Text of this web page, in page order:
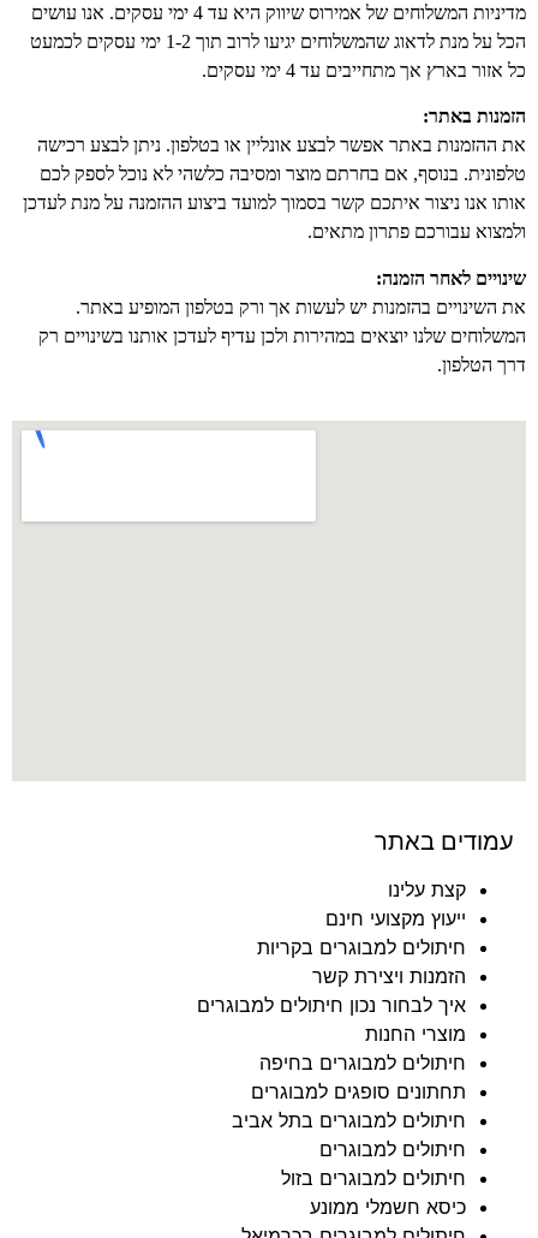
מדיניות המשלוחים של אמירוס שיווק היא עד 4 ימי עסקים. אנו עושים
הכל על מנת לדאוג שהמשלוחים יגיעו לרוב תוך 1-2 ימי עסקים לכמעט
כל אזור בארץ אך מתחייבים עד 4 ימי עסקים.
הזמנות באתר:
את ההזמנות באתר אפשר לבצע אונליין או בטלפון. ניתן לבצע רכישה
טלפונית. בנוסף, אם בחרתם מוצר ומסיבה כלשהי לא נוכל לספק לכם
אותו אנו ניצור איתכם קשר בסמוך למועד ביצוע ההזמנה על מנת לעדכן
ולמצוא עבורכם פתרון מתאים.
שינויים לאחר הזמנה:
את השינויים בהזמנות יש לעשות אך ורק בטלפון המופיע באתר.
המשלוחים שלנו יוצאים במהירות ולכן עדיף לעדכן אותנו בשינויים רק
דרך הטלפון.
עמודים באתר
קצת עלינו
ייעוץ מקצועי חינם
חיתולים למבוגרים בקריות
הזמנות ויצירת קשר
איך לבחור נכון חיתולים למבוגרים
מוצרי החנות
חיתולים למבוגרים בחיפה
תחתונים סופגים למבוגרים
חיתולים למבוגרים בתל אביב
חיתולים למבוגרים
חיתולים למבוגרים בזול
כיסא חשמלי ממונע